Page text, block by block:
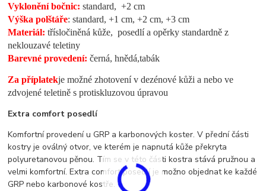
Vyklonění bočnic: standard, +2 cm
Výška polštáře: standard, +1 cm, +2 cm, +3 cm
Materiál: třísločiněná kůže, posedlí a opěrky standardně z
neklouzavé teletiny
Barevné provedení: černá, hnědá,tabák
Za příplatekje možné zhotovení v dezénové kůži a nebo ve
zdvojené teletině s protiskluzovou úpravou
Extra comfort posedlí
Komfortní provedení u GRP a karbonových koster. V přední části
kostry je oválný otvor, ve kterém je napnutá kůže překryta
polyuretanovou pěnou. Tím se v této části kostra stává pružnou a
velmi komfortní. Extra comfort posedlí je možno objednat ke každé
GRP nebo karbonové kostře.